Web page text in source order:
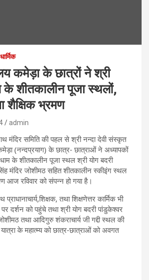
धार्मिक
कमेड़ा के छात्रों ने श्री
के शीतकालीन पूजा स्थलों,
शैक्षिक भ्रमण
admin
मंदिर समिति की पहल से श्री नन्दा देवी संस्कृत
कमेड़ा (नन्दप्रयाग) के छात्र- छात्राओं ने अध्यापकों
के शीतकालीन पूजा स्थल श्री योग बदरी
मंदिर जोशीमठ सहित शीतकालीन स्कीइंग स्थल
आज रविवार को संपन्न हो गया है।
तथा शिक्षणेत्तर कार्मिक भी
दर्शन को पहुंचे तथा श्री योग बदरी पांडुकेश्वर
तथा आदिगुरु शंकराचार्य जी गद्दी स्थल की
के महात्म्य को छात्र-छात्राओं को अवगत